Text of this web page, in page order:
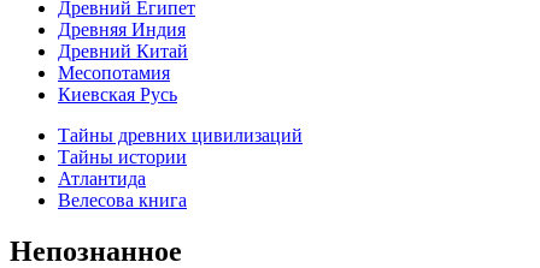
Древний Египет
Древняя Индия
Древний Китай
Месопотамия
Киевская Русь
Тайны древних цивилизаций
Тайны истории
Атлантида
Велесова книга
Непознанное